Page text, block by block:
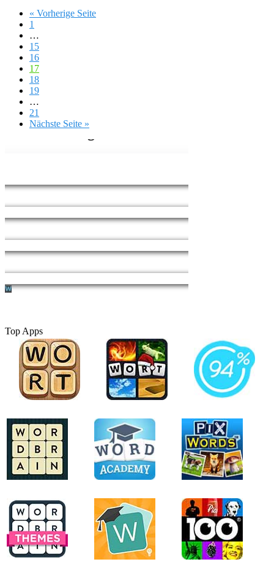
« Vorherige Seite
1
…
15
16
17
18
19
…
21
Nächste Seite »
Top Apps